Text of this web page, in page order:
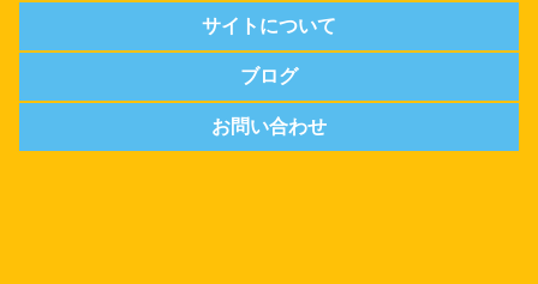
サイトについて
ブログ
お問い合わせ